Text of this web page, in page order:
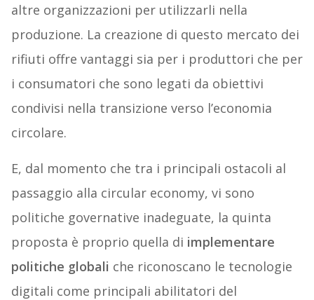
altre organizzazioni per utilizzarli nella
produzione. La creazione di questo mercato dei
rifiuti offre vantaggi sia per i produttori che per
i consumatori che sono legati da obiettivi
condivisi nella transizione verso l’economia
circolare.
E, dal momento che tra i principali ostacoli al
passaggio alla circular economy, vi sono
politiche governative inadeguate, la quinta
proposta è proprio quella di implementare
politiche globali che riconoscano le tecnologie
digitali come principali abilitatori del